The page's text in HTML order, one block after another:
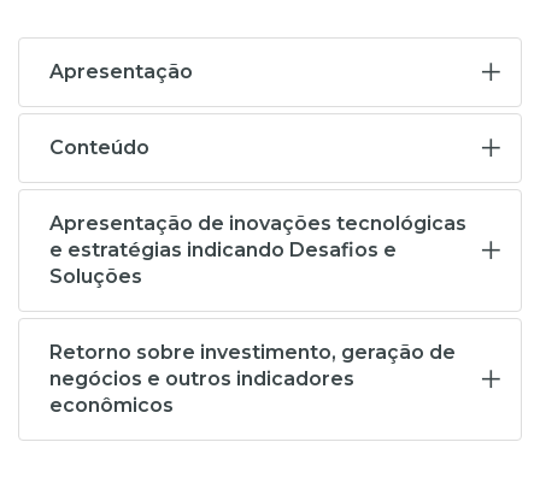
Apresentação
Conteúdo
Apresentação de inovações tecnológicas
e estratégias indicando Desafios e
Soluções
Retorno sobre investimento, geração de
negócios e outros indicadores
econômicos